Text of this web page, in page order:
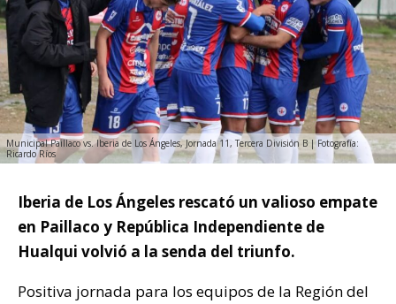
Municipal Paillaco vs. Iberia de Los Ángeles, Jornada 11, Tercera División B | Fotografía:
Ricardo Ríos
Iberia de Los Ángeles rescató un valioso empate
en Paillaco y República Independiente de
Hualqui volvió a la senda del triunfo.
Positiva jornada para los equipos de la Región del